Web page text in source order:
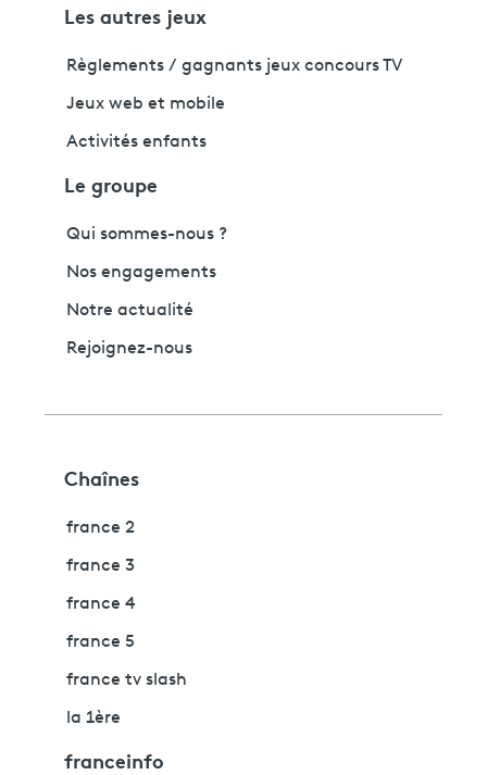
Les autres jeux
Règlements / gagnants jeux concours TV
Jeux web et mobile
Activités enfants
Le groupe
Qui sommes-nous ?
Nos engagements
Notre actualité
Rejoignez-nous
Chaînes
france 2
france 3
france 4
france 5
france tv slash
la 1ère
franceinfo